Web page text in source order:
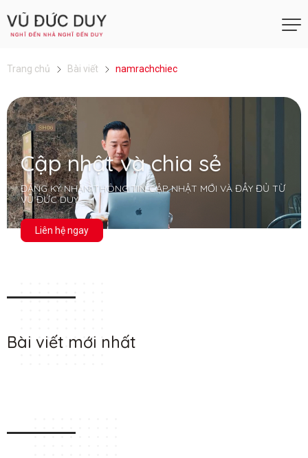
Trang chủ Bài viết namrachchiec
Cập nhật và chia sẻ
ĐĂNG KÝ NHẬN THÔNG TIN CẬP NHẬT MỚI VÀ ĐẦY ĐỦ TỪ
VŨ ĐỨC DUY
Liên hệ ngay
Bài viết mới nhất